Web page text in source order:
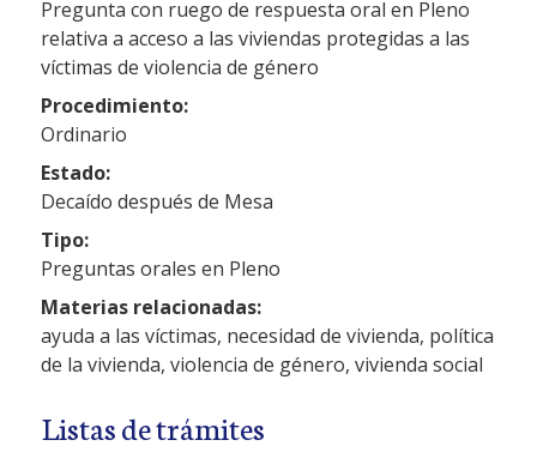
Pregunta con ruego de respuesta oral en Pleno
relativa a acceso a las viviendas protegidas a las
víctimas de violencia de género
Procedimiento:
Ordinario
Estado:
Decaído después de Mesa
Tipo:
Preguntas orales en Pleno
Materias relacionadas:
ayuda a las víctimas, necesidad de vivienda, política
de la vivienda, violencia de género, vivienda social
Listas de trámites